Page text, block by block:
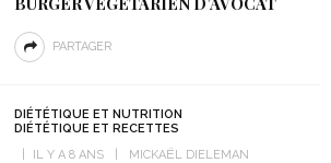
PARTAGER
DIÉTÉTIQUE ET NUTRITION
DIÉTÉTIQUE ET RECETTES
IL Y A 8 ANS
MICKAËL DIELEMAN